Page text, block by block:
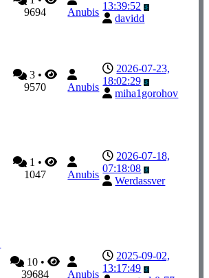
9694
Anubis
13:39:52
davidd
3 •
9570
Anubis
2026-07-23,
18:02:29
miha1gorohov
1 •
1047
Anubis
2026-07-18,
07:18:08
Werdassver
10 •
39684
Anubis
2025-09-02,
13:17:49